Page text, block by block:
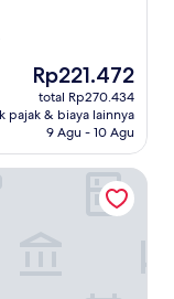
Harga
sekarang
Rp221.472
Rp221.472
total Rp270.434
pajak & biaya lainnya
9 Agu - 10 Agu